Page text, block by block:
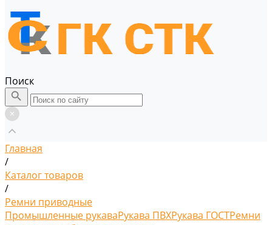
Поиск
Главная
/
Каталог товаров
/
Ремни приводные
Промышленные рукаваРукава ПВХРукава ГОСТРемни